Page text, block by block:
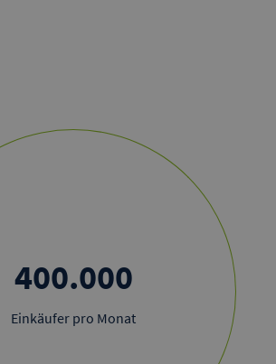
400.000
Einkäufer pro Monat